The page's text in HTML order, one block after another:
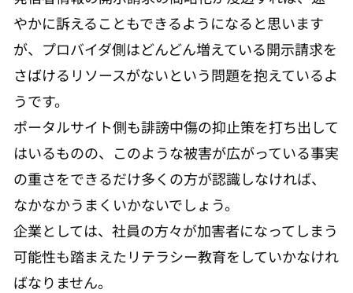
やかに訴えることもできるようになると思います
が、プロバイダ側はどんどん増えている開示請求を
さばけるリソースがないという問題を抱えているよ
うです。
ポータルサイト側も誹謗中傷の抑止策を打ち出して
はいるものの、このような被害が広がっている事実
の重さをできるだけ多くの方が認識しなければ、
なかなかうまくいかないでしょう。
企業としては、社員の方々が加害者になってしまう
可能性も踏まえたリテラシー教育をしていかなけれ
ばなりません。